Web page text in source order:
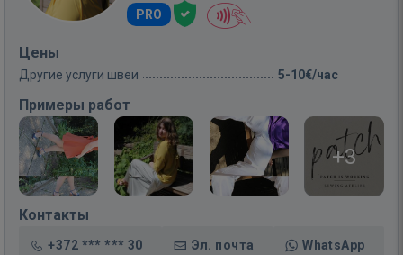
PRO
Цены
Другие услуги швеи 5-10€/час
Примеры работ
+3
Контакты
+372 *** *** 30 Эл. почта WhatsApp